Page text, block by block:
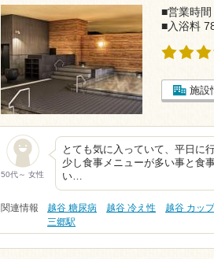
■営業時
■入浴料
施設
50代～ 女性
とても気に入っていて、平日に
少し食事メニューが多い事と食
い…
関連情報 越谷 糖尿病 越谷 冷え性 越谷 カッ
三郷駅